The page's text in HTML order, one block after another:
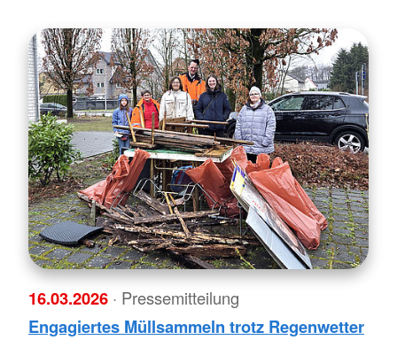
16.03.2026 · Pressemitteilung
Engagiertes Müllsammeln trotz Regenwetter